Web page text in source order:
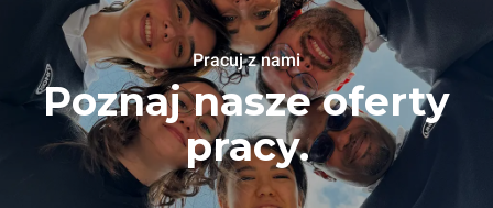
Pracuj z nami
Poznaj nasze oferty
pracy.